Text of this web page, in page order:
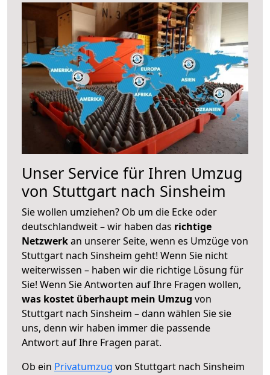
Unser Service für Ihren Umzug
von Stuttgart nach Sinsheim
Sie wollen umziehen? Ob um die Ecke oder
deutschlandweit – wir haben das richtige
Netzwerkan unserer Seite, wenn es Umzüge von
Stuttgart nach Sinsheim geht! Wenn Sie nicht
weiterwissen – haben wir die richtige Lösung für
Sie! Wenn Sie Antworten auf Ihre Fragen wollen,
was kostet überhaupt mein Umzug von
Stuttgart nach Sinsheim – dann wählen Sie sie
uns, denn wir haben immer die passende
Antwort auf Ihre Fragen parat.
Ob ein Privatumzug von Stuttgart nach Sinsheim